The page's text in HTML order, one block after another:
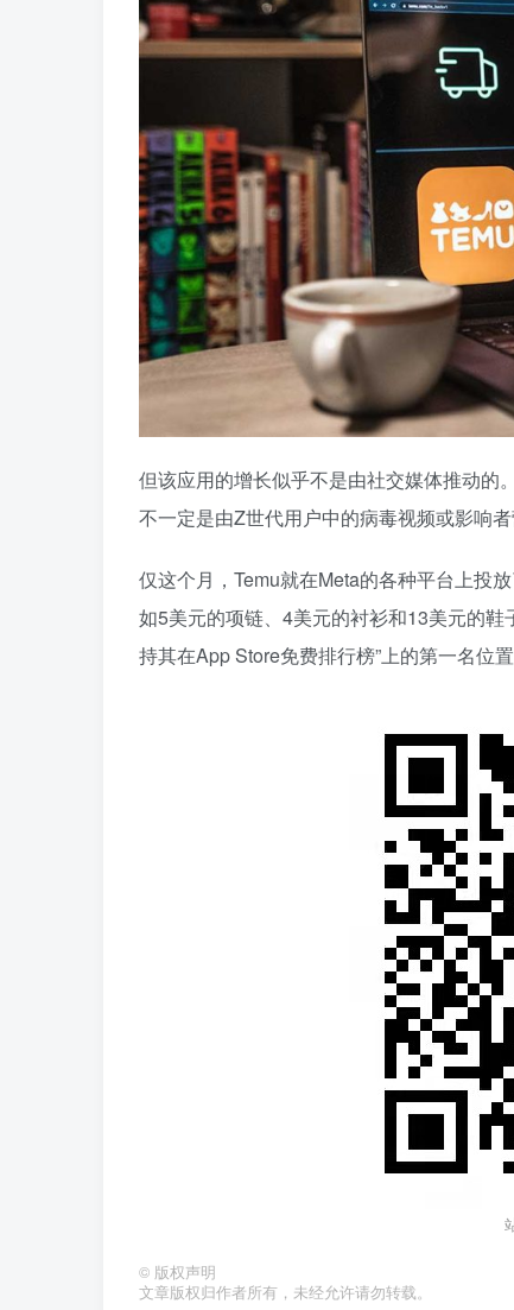
但该应用的增长似乎不是由社交媒体推动的
不一定是由Z世代用户中的病毒视频或影响
仅这个月，Temu就在Meta的各种平台上投
如5美元的项链、4美元的衬衫和13美元的
持其在App Store免费排行榜”上的第一名位
© 版权声明
文章版权归作者所有，未经允许请勿转载。